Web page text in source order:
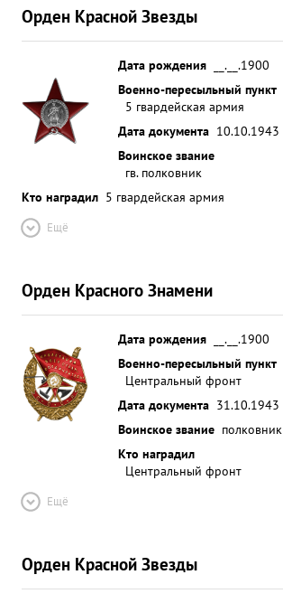
Орден Красной Звезды
Дата рождения
__.__.1900
Военно-пересыльный пункт
5 гвардейская армия
Дата документа 10.10.1943
Воинское звание
гв. полковник
Кто наградил 5 гвардейская армия
Ещё
Орден Красного Знамени
Дата рождения
__.__.1900
Военно-пересыльный пункт
Центральный фронт
Дата документа 31.10.1943
Воинское звание полковник
Кто наградил
Центральный фронт
Ещё
Орден Красной Звезды